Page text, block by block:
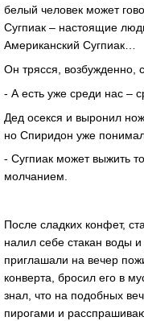
белый человек может
Сугпиак – настоящие
Американский Сугпиак…
Он трясся, возбужденно,
- А есть уже среди нас –
Дед осекся и выронил
но Спиридон уже
- Сугпиак может выжить
молчанием.
После сладких конфет,
налил себе стакан воды
приглашали на вечер
конверта, бросил его в
знал, что на подобных
пирогами и